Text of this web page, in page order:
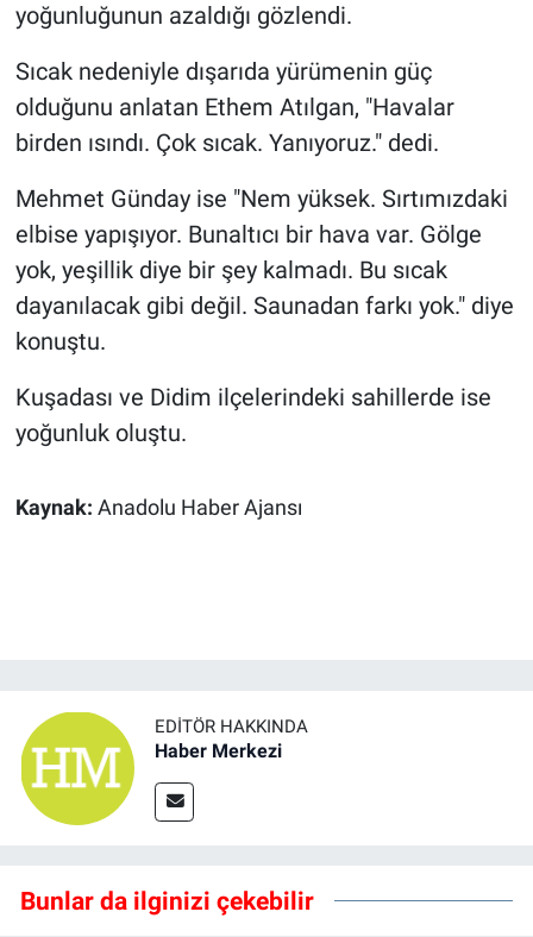
yoğunluğunun azaldığı gözlendi.
Sıcak nedeniyle dışarıda yürümenin güç
olduğunu anlatan Ethem Atılgan, "Havalar
birden ısındı. Çok sıcak. Yanıyoruz." dedi.
Mehmet Günday ise "Nem yüksek. Sırtımızdaki
elbise yapışıyor. Bunaltıcı bir hava var. Gölge
yok, yeşillik diye bir şey kalmadı. Bu sıcak
dayanılacak gibi değil. Saunadan farkı yok." diye
konuştu.
Kuşadası ve Didim ilçelerindeki sahillerde ise
yoğunluk oluştu.
Kaynak: Anadolu Haber Ajansı
EDITÖR HAKKINDA
Haber Merkezi
Bunlar da ilginizi çekebilir